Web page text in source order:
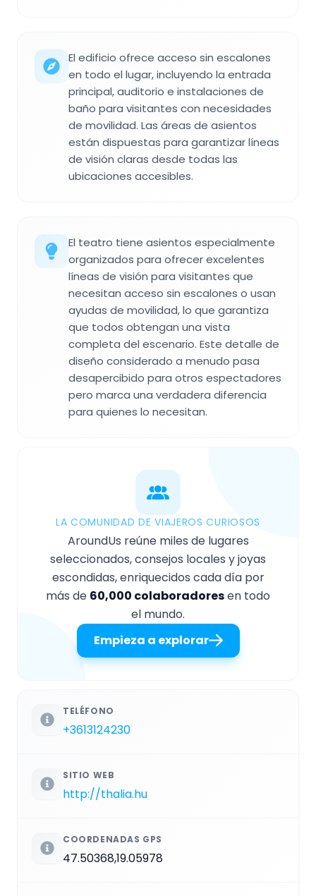
El edificio ofrece acceso sin escalones
en todo el lugar, incluyendo la entrada
principal, auditorio e instalaciones de
baño para visitantes con necesidades
de movilidad. Las áreas de asientos
están dispuestas para garantizar líneas
de visión claras desde todas las
ubicaciones accesibles.
El teatro tiene asientos especialmente
organizados para ofrecer excelentes
líneas de visión para visitantes que
necesitan acceso sin escalones o usan
ayudas de movilidad, lo que garantiza
que todos obtengan una vista
completa del escenario. Este detalle de
diseño considerado a menudo pasa
desapercibido para otros espectadores
pero marca una verdadera diferencia
para quienes lo necesitan.
LA COMUNIDAD DE VIAJEROS CURIOSOS
AroundUs reúne miles de lugares
seleccionados, consejos locales y joyas
escondidas, enriquecidos cada día por
más de 60,000 colaboradoresen todo
el mundo.
Empieza a explorar
TELÉFONO
+3613124230
SITIO WEB
http://thalia.hu
COORDENADAS GPS
47.50368,19.05978